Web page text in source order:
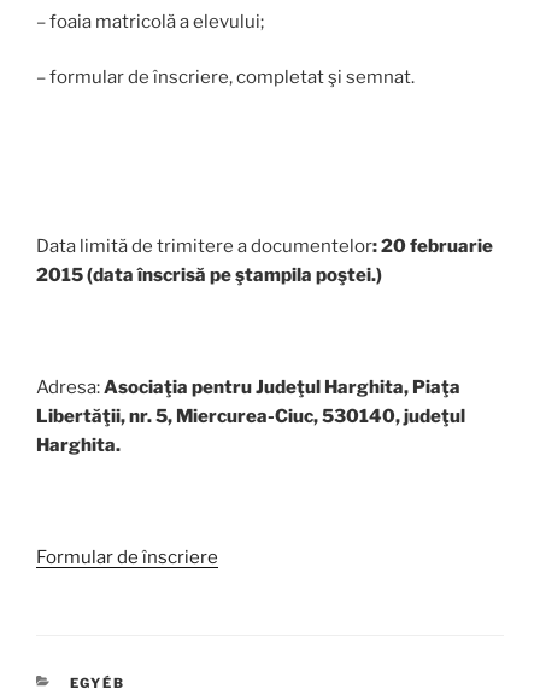
– foaia matricolă a elevului;
– formular de înscriere, completat şi semnat.
Data limită de trimitere a documentelor: 20februarie
2015(data înscrisă pe ştampila poştei.)
Adresa:Asociaţia pentru Judeţul Harghita, Piaţa
Libertăţii, nr. 5, Miercurea-Ciuc, 530140, judeţul
Harghita.
Formular de înscriere
KATEGÓRIÁK
EGYÉB